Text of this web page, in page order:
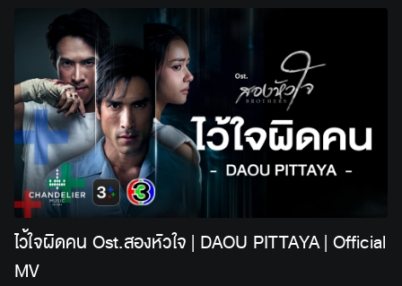
ไว้ใจผิดคน Ost.สองหัวใจ | DAOU PITTAYA | Official
MV